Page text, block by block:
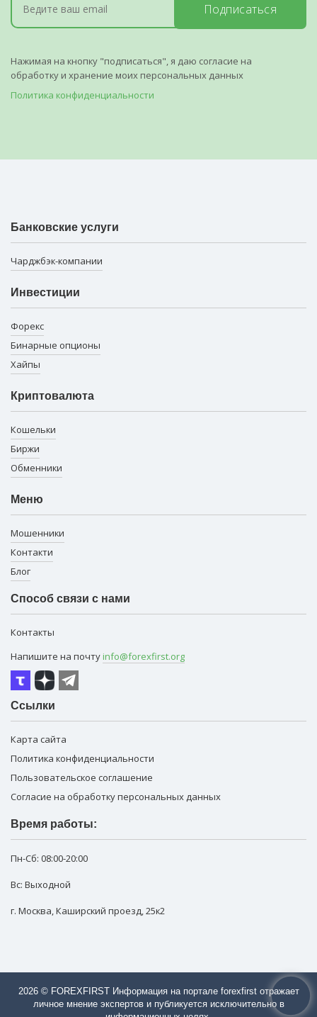
Подписаться
Нажимая на кнопку "подписаться", я даю согласие на
обработку и хранение моих персональных данных
Политика конфиденциальности
Банковские услуги
Чарджбэк-компании
Инвестиции
Форекс
Бинарные опционы
Хайпы
Криптовалюта
Кошельки
Биржи
Обменники
Меню
Мошенники
Контакти
Блог
Способ связи с нами
Контакты
Напишите на почту info@forexfirst.org
Ссылки
Карта сайта
Политика конфиденциальности
Пользовательское соглашение
Согласие на обработку персональных данных
Время работы:
Пн-Сб: 08:00-20:00
Вс: Выходной
г. Москва,Каширский проезд, 25к2
2026 © FOREXFIRST Информация на портале forexfirst отражает
личное мнение экспертов и публикуется исключительно в